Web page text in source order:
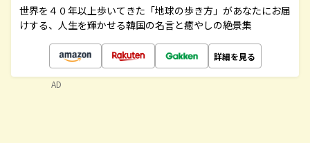
世界を４０年以上歩いてきた「地球の歩き方」があなたにお届
けする、人生を輝かせる韓国の名言と癒やしの絶景集
詳細を見る
AD